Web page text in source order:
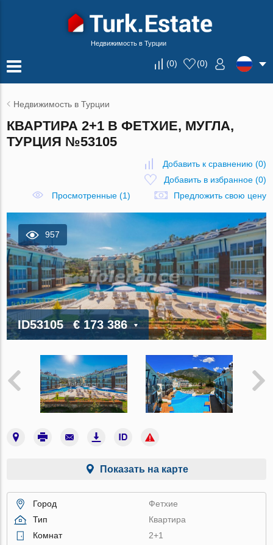
Недвижимость в Турции
(0) (0)
Недвижимость в Турции
КВАРТИРА 2+1 В ФЕТХИЕ, МУГЛА,
ТУРЦИЯ №53105
Добавить к сравнению (0)
Добавить в избранное(0)
Просмотренные (1)
Предложить свою цену
957
ID53105 € 173 386
Показать на карте
Город
Фетхие
Тип
Квартира
Комнат
2+1